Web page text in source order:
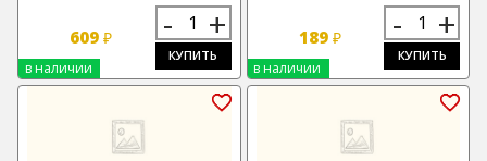
609₽ - +
КУПИТЬ
в наличии
189 ₽ - +
КУПИТЬ
в наличии